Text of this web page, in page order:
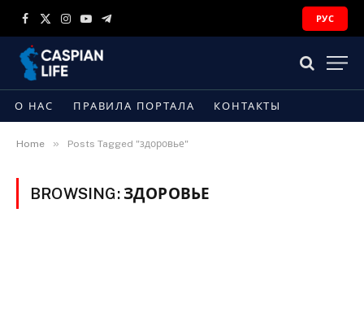
Facebook
X
Instagram
YouTubeTelegram
РУС
О НАС ПРАВИЛА ПОРТАЛА КОНТАКТЫ
Home » Posts Tagged "здоровье"
BROWSING: ЗДОРОВЬЕ